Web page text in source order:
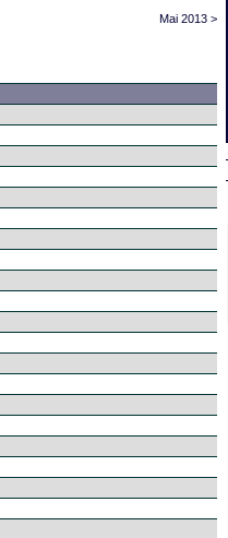
Mai 2013 >